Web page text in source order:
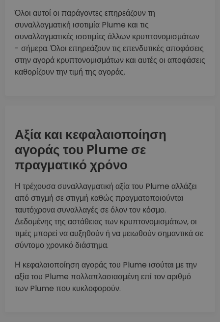
Όλοι αυτοί οι παράγοντες επηρεάζουν τη
συναλλαγματική ισοτιμία Plume και τις
συναλλαγματικές ισοτιμίες άλλων κρυπτονομισμάτων
- σήμερα. Όλοι επηρεάζουν τις επενδυτικές αποφάσεις
στην αγορά κρυπτονομισμάτων και αυτές οι αποφάσεις
καθορίζουν την τιμή της αγοράς.
Αξία και κεφαλαιοποίηση
αγοράς του Plume σε
πραγματικό χρόνο
Η τρέχουσα συναλλαγματική αξία του Plume αλλάζει
από στιγμή σε στιγμή καθώς πραγματοποιούνται
ταυτόχρονα συναλλαγές σε όλον τον κόσμο.
Δεδομένης της αστάθειας των κρυπτονομισμάτων, οι
τιμές μπορεί να αυξηθούν ή να μειωθούν σημαντικά σε
σύντομο χρονικό διάστημα.
Η κεφαλαιοποίηση αγοράς του Plume ισούται με την
αξία του Plume πολλαπλασιασμένη επί τον αριθμό
των Plume που κυκλοφορούν.